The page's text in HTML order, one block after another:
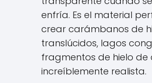
enfría. Es el material
crear carámbanos de
translúcidos, lagos
fragmentos de hielo de
increíblemente realista.